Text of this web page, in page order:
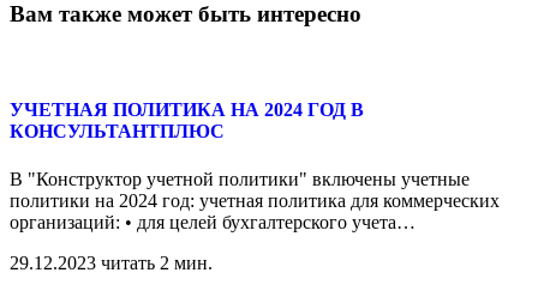
Вам также может быть интересно
УЧЕТНАЯ ПОЛИТИКА НА 2024 ГОД В
КОНСУЛЬТАНТПЛЮС
В "Конструктор учетной политики" включены учетные
политики на 2024 год: учетная политика для коммерческих
организаций: • для целей бухгалтерского учета…
29.12.2023 читать 2 мин.